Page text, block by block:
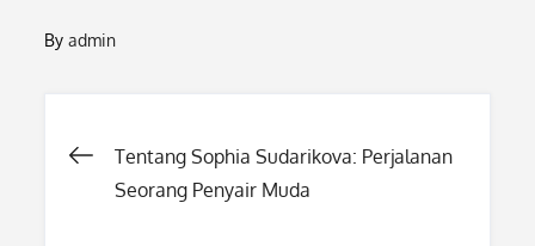
Byadmin
Post
Tentang Sophia Sudarikova: Perjalanan
Seorang Penyair Muda